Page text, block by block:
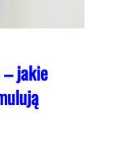
– jakie